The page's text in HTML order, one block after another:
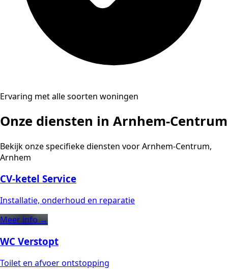
Ervaring met alle soorten woningen
Onze diensten in Arnhem-Centrum
Bekijk onze specifieke diensten voor Arnhem-Centrum,
Arnhem
CV-ketel Service
Installatie, onderhoud en reparatie
Meer info →
WC Verstopt
Toilet en afvoer ontstopping